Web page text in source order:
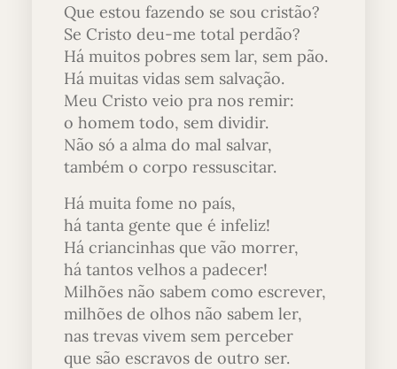
Que estou fazendo se sou cristão?
Se Cristo deu-me total perdão?
Há muitos pobres sem lar, sem pão.
Há muitas vidas sem salvação.
Meu Cristo veio pra nos remir:
o homem todo, sem dividir.
Não só a alma do mal salvar,
também o corpo ressuscitar.
Há muita fome no país,
há tanta gente que é infeliz!
Há criancinhas que vão morrer,
há tantos velhos a padecer!
Milhões não sabem como escrever,
milhões de olhos não sabem ler,
nas trevas vivem sem perceber
que são escravos de outro ser.